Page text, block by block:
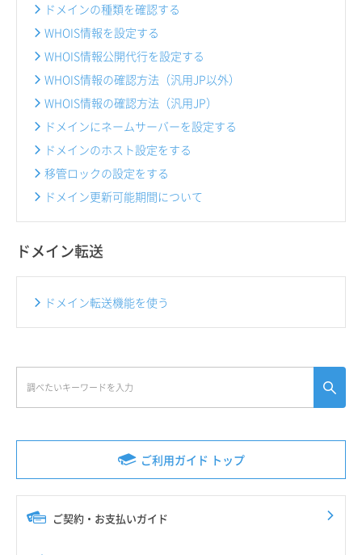
ご利用ガイド トップ
ご契約・お支払いガイド
ドメインの種類を確認する
WHOIS情報を設定する
WHOIS情報公開代行を設定する
WHOIS情報の確認方法（汎用JP以外）
WHOIS情報の確認方法（汎用JP）
ドメインにネームサーバーを設定する
ドメインのホスト設定をする
移管ロックの設定をする
ドメイン更新可能期間について
ドメイン転送
ドメイン転送機能を使う